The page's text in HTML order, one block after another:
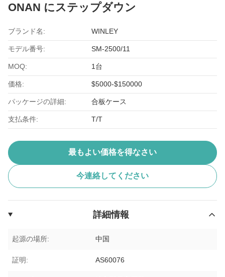
ONAN にステップダウン
ブランド名: WINLEY
モデル番号: SM-2500/11
MOQ: 1台
価格: $5000-$150000
パッケージの詳細: 合板ケース
支払条件: T/T
最もよい価格を得なさい
今連絡してください
詳細情報
起源の場所: 中国
証明: AS60076